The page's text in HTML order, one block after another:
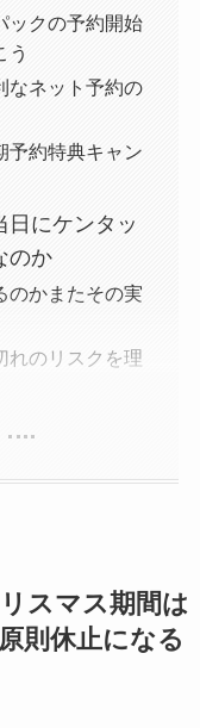
ックの予約開始
う
なネット予約の
予約特典キャン
日にケンタッ
のか
のかまたその実
れのリスクを理
スマス期間は
則休止になる